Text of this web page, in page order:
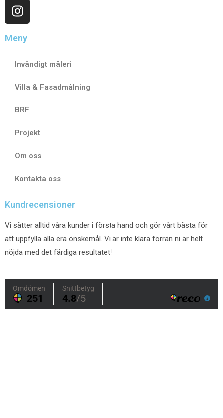
Meny
Invändigt måleri
Villa & Fasadmålning
BRF
Projekt
Om oss
Kontakta oss
Kundrecensioner
Vi sätter alltid våra kunder i första hand och gör vårt bästa för
att uppfylla alla era önskemål. Vi är inte klara förrän ni är helt
nöjda med det färdiga resultatet!